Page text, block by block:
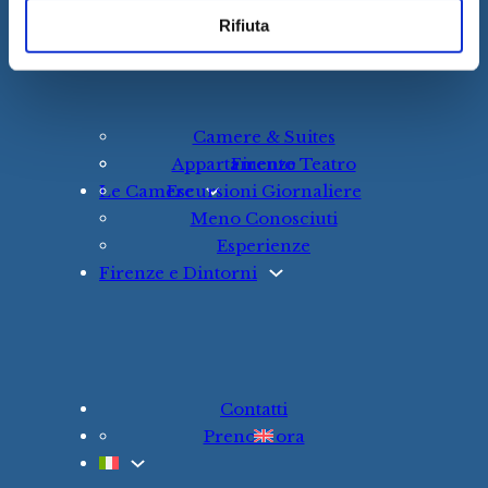
o
Rifiuta
Le Camere
Camere & Suites
Appartamento Teatro
Firenze e Dintorni
Firenze
Escursioni Giornaliere
Meno Conosciuti
Esperienze
Contatti
Prenota ora